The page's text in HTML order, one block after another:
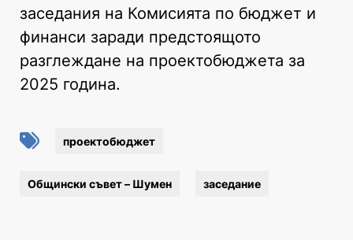
заседания на Комисията по бюджет и
финанси заради предстоящото
разглеждане на проектобюджета за
2025 година.
проектобюджет
Общински съвет – Шумен заседание